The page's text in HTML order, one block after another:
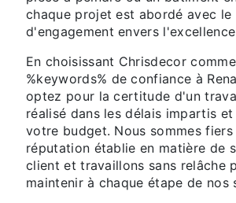
chaque projet est abordé avec le
d'engagement envers
En choisissant Chrisdecor
%keywords% de confiance à
optez pour la certitude d'un
réalisé dans les délais impartis
votre budget. Nous sommes
réputation établie en matière de
client et travaillons sans relâche
maintenir à chaque étape de nos